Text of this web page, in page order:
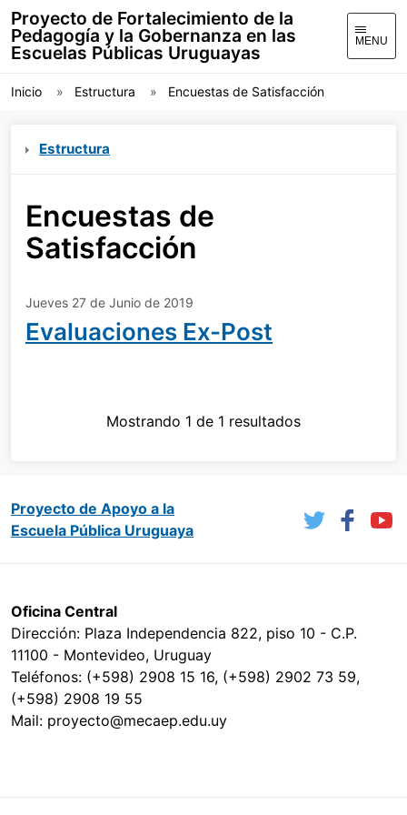
Proyecto de Fortalecimiento de la
Pedagogía y la Gobernanza en las
Escuelas Públicas Uruguayas
MENU
Inicio Estructura Encuestas de Satisfacción
Estructura
Encuestas de
Satisfacción
Jueves 27 de Junio de 2019
Evaluaciones Ex-Post
Mostrando 1 de 1 resultados
Proyecto de Apoyo a la
Escuela Pública Uruguaya
Oficina Central
Dirección: Plaza Independencia 822, piso 10 - C.P.
11100 - Montevideo, Uruguay
Teléfonos: (+598) 2908 15 16, (+598) 2902 73 59,
(+598) 2908 19 55
Mail: proyecto@mecaep.edu.uy